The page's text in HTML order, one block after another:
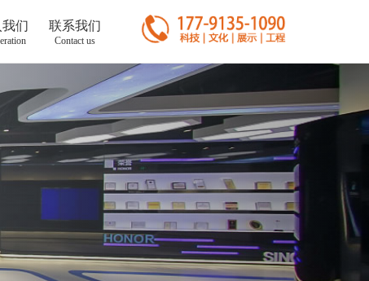
们 联系我们
Contact us